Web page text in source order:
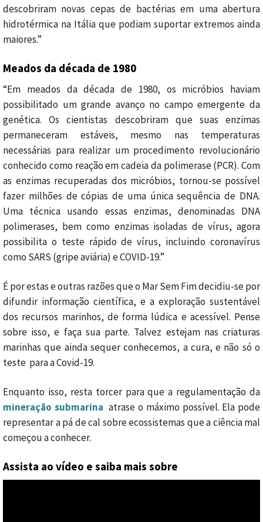
descobriram novas cepas de bactérias em uma abertura
hidrotérmica na Itália que podiam suportar extremos ainda
maiores.”
Meados da década de 1980
“Em meados da década de 1980, os micróbios haviam
possibilitado um grande avanço no campo emergente da
genética. Os cientistas descobriram que suas enzimas
permaneceram estáveis, mesmo nas temperaturas
necessárias para realizar um procedimento revolucionário
conhecido como reação em cadeia da polimerase (PCR). Com
as enzimas recuperadas dos micróbios, tornou-se possível
fazer milhões de cópias de uma única sequência de DNA.
Uma técnica usando essas enzimas, denominadas DNA
polimerases, bem como enzimas isoladas de vírus, agora
possibilita o teste rápido de vírus, incluindo coronavírus
como SARS (gripe aviária) e COVID-19.”
É por estas e outras razões que o Mar Sem Fim decidiu-se por
difundir informação científica, e a exploração sustentável
dos recursos marinhos, de forma lúdica e acessível. Pense
sobre isso, e faça sua parte. Talvez estejam nas criaturas
marinhas que ainda sequer conhecemos, a cura, e não só o
teste para a Covid-19.
Enquanto isso, resta torcer para que a regulamentação da
mineração submarina atrase o máximo possível. Ela pode
representar a pá de cal sobre ecossistemas que a ciência mal
começou a conhecer.
Assista ao vídeo e saiba mais sobre